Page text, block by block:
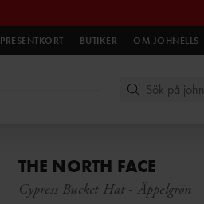
PRESENTKORT BUTIKER OM JOHNELLS
THE NORTH FACE
Cypress Bucket Hat - Äppelgrön